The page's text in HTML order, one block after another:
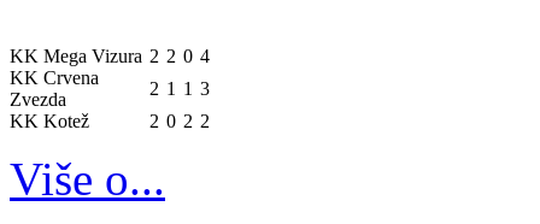
KK Mega Vizura 2 2 0 4
KK Crvena
Zvezda
2 1 1 3
KK Kotež
2 0 2 2
Više o...